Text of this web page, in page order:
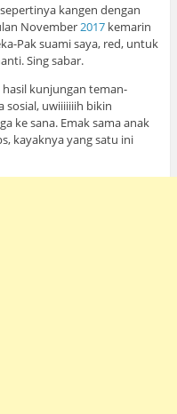
kangen dengan
November2017kemarin
Pak suami saya, red, untuk
Sing sabar.
kunjungan teman-
sosial, uwiiiiiiih bikin
ke sana. Emak sama anak
kayaknya yang satu ini